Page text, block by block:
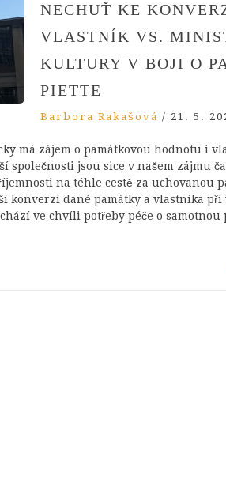
NECHUŤ KE
VLASTNÍK VS.
KULTURY V BOJI O
PIETTE
Barbora Rakašová / 21. 5.
má zájem o památkovou hodnotu i
společnosti jsou sice v našem zájmu
na téhle cestě za uchovanou
konverzí dané památky a vlastníka při
ve chvíli potřeby péče o samotnou